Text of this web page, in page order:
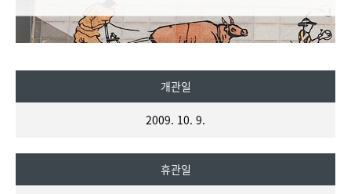
개관일
2009. 10. 9.
휴관일